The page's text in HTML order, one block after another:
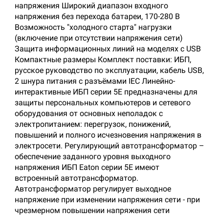
напряжения Широкий диапазон входного
напряжения без перехода батареи, 170-280 В
Возможность "холодного старта" нагрузки
(включение при отсутствии напряжения сети)
Защита информационных линий на моделях с USB
Компактные размеры Комплект поставки: ИБП,
русское руководство по эксплуатации, кабель USB,
2 шнура питания с разъёмами IEC Линейно-
интерактивные ИБП серии 5E предназначены для
защиты персональных компьютеров и сетевого
оборудования от основных неполадок с
электропитанием: перегрузок, понижений,
повышений и полного исчезновения напряжения в
электросети. Регулирующий автотрансформатор –
обеспечение заданного уровня выходного
напряжения ИБП Eaton серии 5E имеют
встроенный автотрансформатор.
Автотрансформатор регулирует выходное
напряжение при изменении напряжения сети - при
чрезмерном повышении напряжения сети